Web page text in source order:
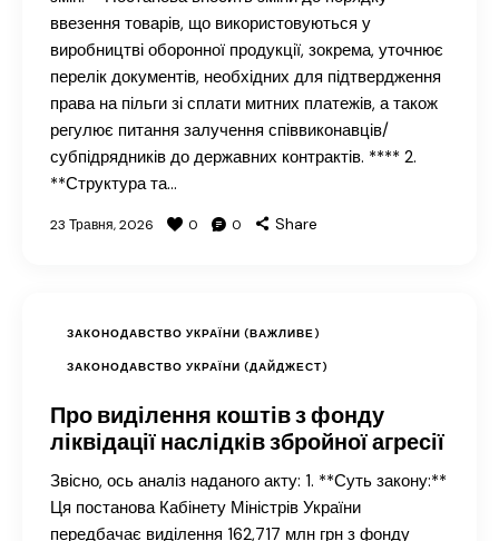
ввезення товарів, що використовуються у
виробництві оборонної продукції, зокрема, уточнює
перелік документів, необхідних для підтвердження
права на пільги зі сплати митних платежів, а також
регулює питання залучення співвиконавців/
субпідрядників до державних контрактів. **** 2.
**Структура та…
23 Травня, 2026 0 0 Share
ЗАКОНОДАВСТВО УКРАЇНИ (ВАЖЛИВЕ)
ЗАКОНОДАВСТВО УКРАЇНИ (ДАЙДЖЕСТ)
Про виділення коштів з фонду
ліквідації наслідків збройної агресії
Звісно, ось аналіз наданого акту: 1. **Суть закону:**
Ця постанова Кабінету Міністрів України
передбачає виділення 162,717 млн грн з фонду